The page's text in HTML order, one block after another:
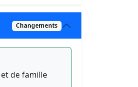
Changements
de famille